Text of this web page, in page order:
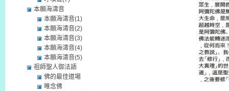
本願海濤音
本願海濤音(1)
本願海濤音(2)
本願海濤音(3)
本願海濤音(4)
本願海濤音(5)
祖師聖人御法語
佛的最佳道場
唯念佛